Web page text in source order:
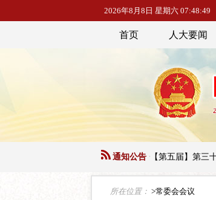
2026年8月8日 星期六 07:48:49
首页 人大要闻
通知公告
通市人民代表大会常务委员会公告【第五届】第三十四号
所在位置： >常委会会议